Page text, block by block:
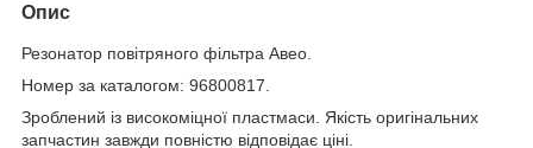
Опис
Резонатор повітряного фільтра Авео.
Номер за каталогом: 96800817.
Зроблений із високоміцної пластмаси. Якість оригінальних
запчастин завжди повністю відповідає ціні.